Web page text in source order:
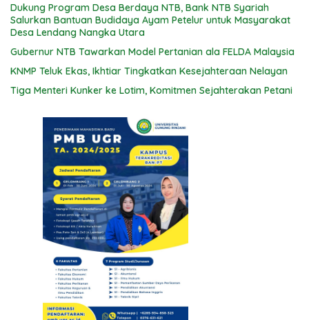
Dukung Program Desa Berdaya NTB, Bank NTB Syariah
Salurkan Bantuan Budidaya Ayam Petelur untuk Masyarakat
Desa Lendang Nangka Utara
Gubernur NTB Tawarkan Model Pertanian ala FELDA Malaysia
KNMP Teluk Ekas, Ikhtiar Tingkatkan Kesejahteraan Nelayan
Tiga Menteri Kunker ke Lotim, Komitmen Sejahterakan Petani